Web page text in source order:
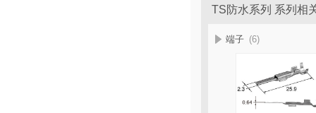
TS防水系列 系列相
端子 (6)